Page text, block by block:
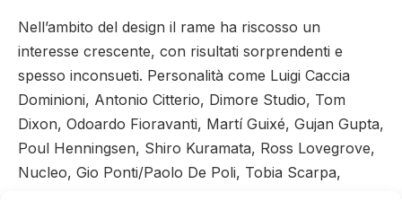
Nell’ambito del design il rame ha riscosso un
interesse crescente, con risultati sorprendenti e
spesso inconsueti. Personalità come Luigi Caccia
Dominioni, Antonio Citterio, Dimore Studio, Tom
Dixon, Odoardo Fioravanti, Martí Guixé, Gujan Gupta,
Poul Henningsen, Shiro Kuramata, Ross Lovegrove,
Nucleo, Gio Ponti/Paolo De Poli, Tobia Scarpa,